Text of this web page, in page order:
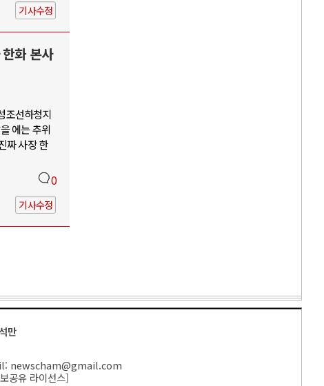
기사수정
화 본사
조선하청지
에는 추위
짜 사장 한
0
기사수정
만
newscham@gmail.com
공유 라이선스]